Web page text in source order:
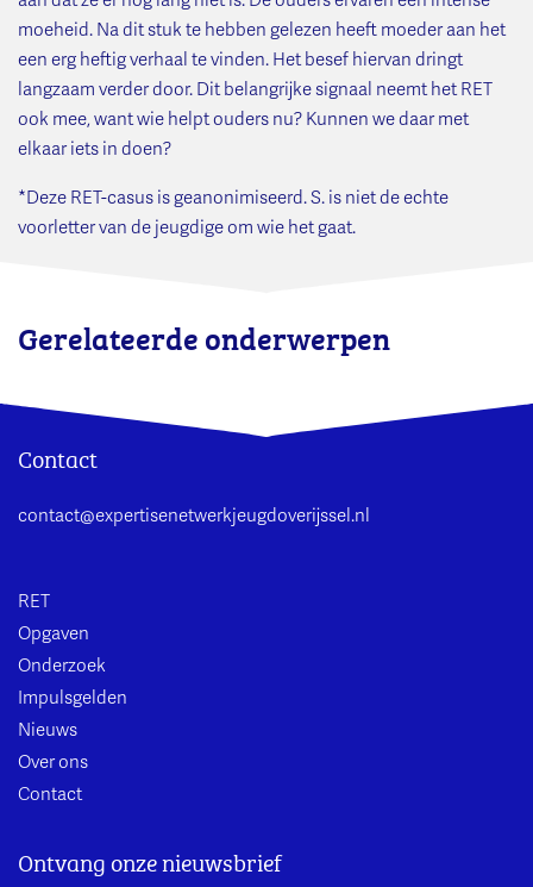
moeheid. Na dit stuk te hebben gelezen heeft moeder aan het
een erg heftig verhaal te vinden. Het besef hiervan dringt
langzaam verder door. Dit belangrijke signaal neemt het RET
ook mee, want wie helpt ouders nu? Kunnen we daar met
elkaar iets in doen?
*Deze RET-casus is geanonimiseerd. S. is niet de echte
voorletter van de jeugdige om wie het gaat.
Gerelateerde onderwerpen
Contact
contact@expertisenetwerkjeugdoverijssel.nl
RET
Opgaven
Onderzoek
Impulsgelden
Nieuws
Over ons
Contact
Ontvang onze nieuwsbrief